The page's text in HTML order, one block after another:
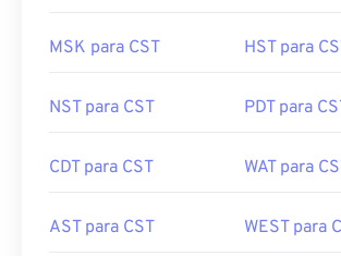
MSK para CST HST para
NST para CST PDT para
CDT para CST WAT para
AST para CST WEST para